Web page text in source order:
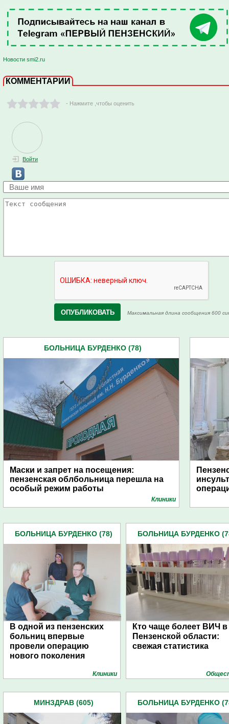
Новости smi2.ru
КОММЕНТАРИИ
- Нажмите ,чтобы оценить
Войти
Максимальная длина сообщения 600
БОЛЬНИЦА БУРДЕНКО (78)
Маски и запрет на посещения:
пензенская облбольница перешла на
особый режим работы
Клиники
БОЛЬНИЦА БУРДЕНКО (78)
В одной из пензенских
больниц впервые
провели операцию
нового поколения
Клиники
БОЛЬНИЦА БУРДЕНКО
Кто чаще болеет ВИЧ в
Пензенской области:
свежая статистика
МИНЗДРАВ (605) БОЛЬНИЦА БУРДЕНКО